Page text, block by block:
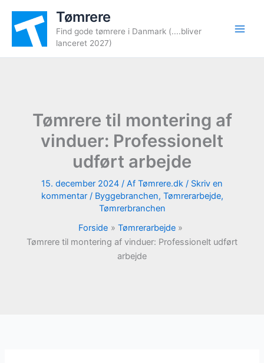
indholdet
Tømrere
Find gode tømrere i Danmark (....bliver
lanceret 2027)
Tømrere til montering af
vinduer: Professionelt
udført arbejde
15. december 2024 / Af Tømrere.dk / Skriv en
kommentar / Byggebranchen, Tømrerarbejde,
Tømrerbranchen
Forside
Tømrerarbejde
Tømrere til montering af vinduer: Professionelt udført
arbejde